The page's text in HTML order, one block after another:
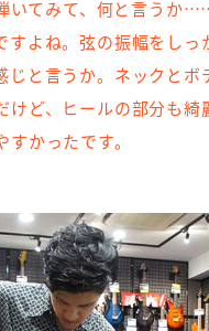
いてみて、何と言うか
すよね。弦の振幅をしっ
じと言うか。ネックとボ
けど、ヒールの部分も綺
かったです。